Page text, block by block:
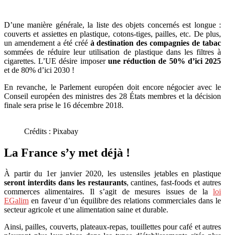
D’une manière générale, la liste des objets concernés est longue :
couverts et assiettes en plastique, cotons-tiges, pailles, etc. De plus,
un amendement a été créé à destination des compagnies de tabac
sommées de réduire leur utilisation de plastique dans les filtres à
cigarettes. L’UE désire imposer une réduction de 50% d’ici 2025
et de 80% d’ici 2030 !
En revanche, le Parlement européen doit encore négocier avec le
Conseil européen des ministres des 28 États membres et la décision
finale sera prise le 16 décembre 2018.
Crédits : Pixabay
La France s’y met déjà !
À partir du 1er janvier 2020, les ustensiles jetables en plastique
seront interdits dans les restaurants, cantines, fast-foods et autres
commerces alimentaires. Il s’agit de mesures issues de la loi
EGalim en faveur d’un équilibre des relations commerciales dans le
secteur agricole et une alimentation saine et durable.
Ainsi, pailles, couverts, plateaux-repas, touillettes pour café et autres